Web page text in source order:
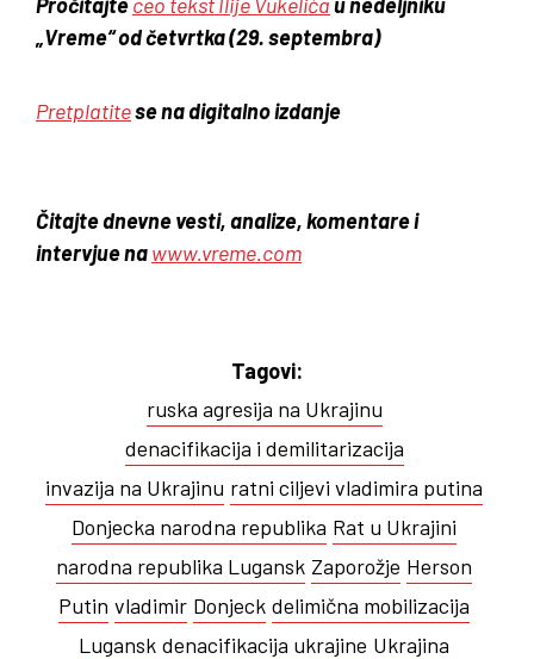
„Vreme“ od četvrtka (29. septembra)
Pretplatitese na digitalno izdanje
Čitajte dnevne vesti, analize, komentare i
intervjue nawww.vreme.com
Tagovi:
ruska agresija na Ukrajinu
denacifikacija i demilitarizacija
invazija na Ukrajinu ratni ciljevi vladimira putina
Donjecka narodna republika Rat u Ukrajini
narodna republika Lugansk Zaporožje Herson
Putin vladimir Donjeck delimična mobilizacija
Lugansk denacifikacija ukrajine Ukrajina